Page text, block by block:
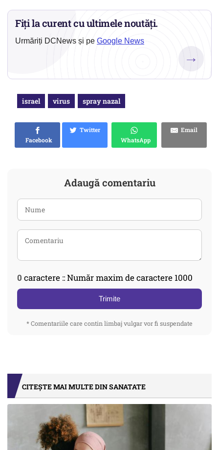
Fiți la curent cu ultimele noutăți.
Urmăriți DCNews și pe Google News
→
israel virus spray nazal
Facebook
Twitter
WhatsApp
Email
Adaugă comentariu
0 caractere :: Număr maxim de caractere 1000
Trimite
* Comentariile care contin limbaj vulgar vor fi suspendate
CITEȘTE MAI MULTE DIN SANATATE